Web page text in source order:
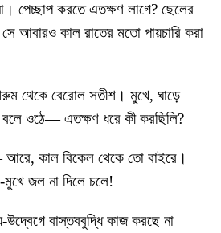
পেচ্ছাপ করতে এতক্ষণ লাগে? ছেলের
আবারও কাল রাতের মতো পায়চারি করা
থেকে বেরোল সতীশ। মুখে, ঘাড়ে
ওঠে— এতক্ষণ ধরে কী করছিলি?
কাল বিকেল থেকে তো বাইরে।
জল না দিলে চলে!
উদ্বেগে বাস্তববুদ্ধি কাজ করছে না